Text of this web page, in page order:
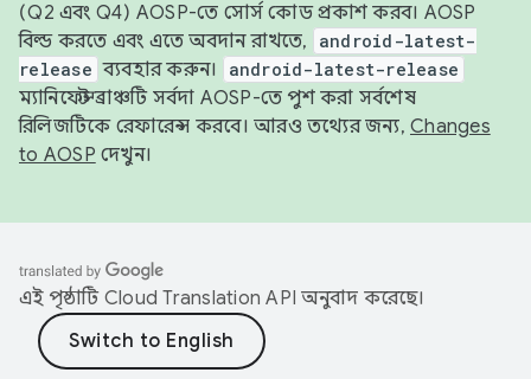
(Q2 এবং Q4) AOSP-তে সোর্স কোড প্রকাশ করব। AOSP
বিল্ড করতে এবং এতে অবদান রাখতে,
android-latest-
release ব্যবহার করুন। android-latest-release
ম্যানিফেস্ট ব্রাঞ্চটি সর্বদা AOSP-তে পুশ করা সর্বশেষ
রিলিজটিকে রেফারেন্স করবে। আরও তথ্যের জন্য, Changes
to AOSP দেখুন।
এই পৃষ্ঠাটি Cloud Translation API অনুবাদ করেছে।